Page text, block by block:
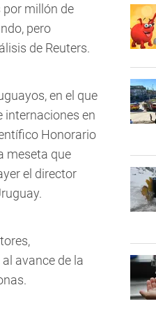
millón de
pero
de Reuters.
en el que
internaciones en
Honorario
meseta que
el director
avance de la